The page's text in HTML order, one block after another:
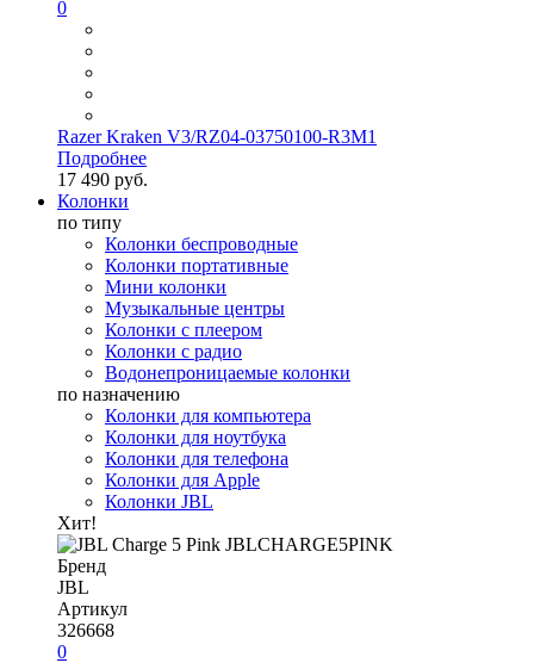
0
Razer Kraken V3/RZ04-03750100-R3M1
Подробнее
17 490 руб.
Колонки
по типу
Колонки беспроводные
Колонки портативные
Мини колонки
Музыкальные центры
Колонки с плеером
Колонки с радио
Водонепроницаемые колонки
по назначению
Колонки для компьютера
Колонки для ноутбука
Колонки для телефона
Колонки для Apple
Колонки JBL
Хит!
Бренд
JBL
Артикул
326668
0